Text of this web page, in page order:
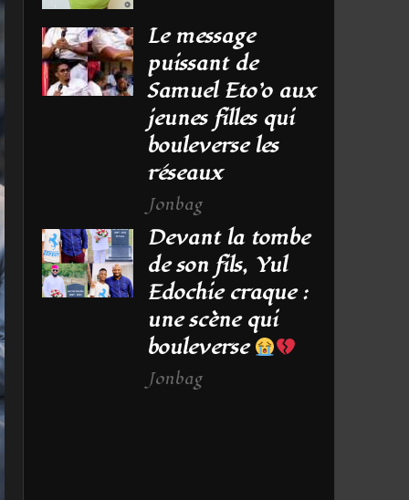
Le message
puissant de
Samuel Eto’o aux
jeunes filles qui
bouleverse les
réseaux
Jonbag
Devant la tombe
de son fils, Yul
Edochie craque :
une scène qui
bouleverse
Jonbag